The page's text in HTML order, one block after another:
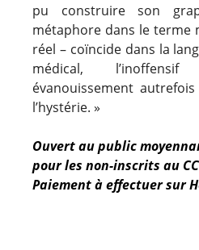
pu construire son
métaphore dans le terme
réel – coïncide dans la
médical,
évanouissement
l’hystérie. »
Ouvert au public
pour les non-inscrits au
Paiement à effectuer sur